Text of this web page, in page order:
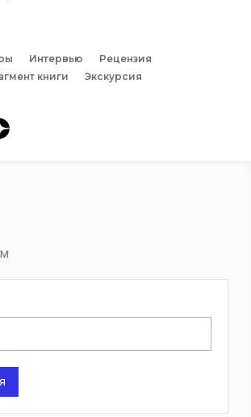
Интервью
Рецензия
книги Экскурсия